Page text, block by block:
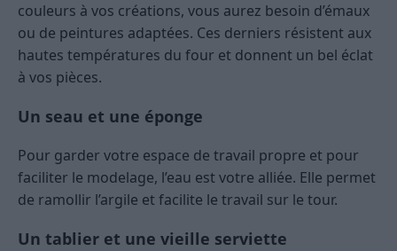
couleurs à vos créations, vous aurez besoin d’émaux
ou de peintures adaptées. Ces derniers résistent aux
hautes températures du four et donnent un bel éclat
à vos pièces.
Un seau et une éponge
Pour garder votre espace de travail propre et pour
faciliter le modelage, l’eau est votre alliée. Elle permet
de ramollir l’argile et facilite le travail sur le tour.
Un tablier et une vieille serviette